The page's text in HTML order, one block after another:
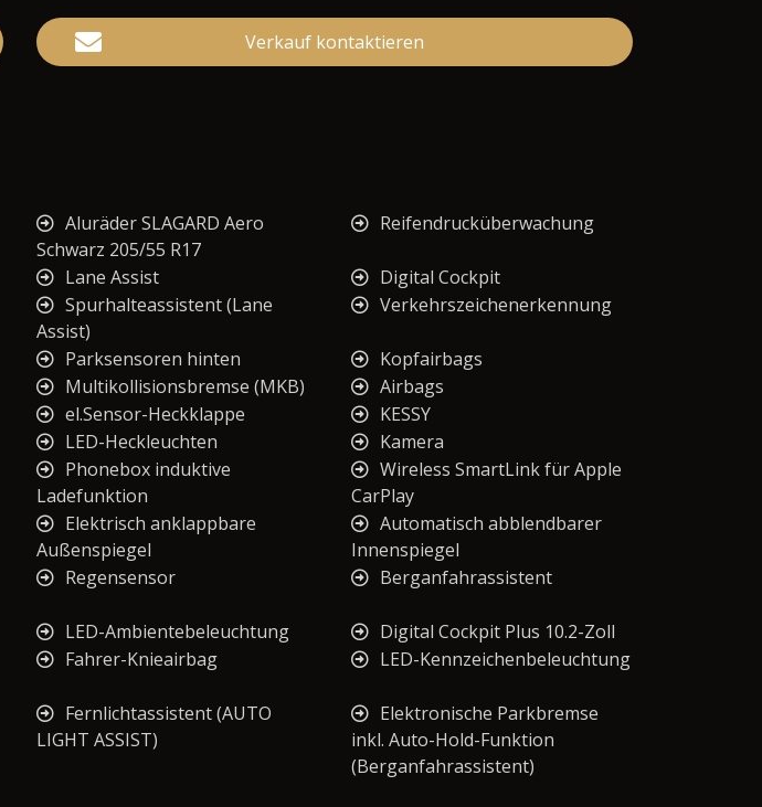
Verkauf kontaktieren
Aluräder SLAGARD Aero
Schwarz 205/55 R17
Reifendrucküberwachung
Lane Assist
Digital Cockpit
Spurhalteassistent (Lane
Assist)
Verkehrszeichenerkennung
Parksensoren hinten
Kopfairbags
Multikollisionsbremse (MKB)
Airbags
el.Sensor-Heckklappe
KESSY
LED-Heckleuchten
Kamera
Phonebox induktive
Ladefunktion
Wireless SmartLink für Apple
CarPlay
Elektrisch anklappbare
Außenspiegel
Automatisch abblendbarer
Innenspiegel
Regensensor Berganfahrassistent
LED-Ambientebeleuchtung
Digital Cockpit Plus 10.2-Zoll
Fahrer-Knieairbag LED-Kennzeichenbeleuchtung
Fernlichtassistent (AUTO
LIGHT ASSIST)
Elektronische Parkbremse
inkl. Auto-Hold-Funktion
(Berganfahrassistent)